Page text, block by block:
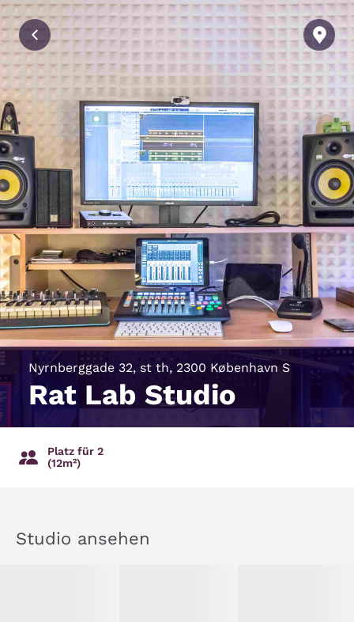
Rat Lab Studio
Nyrnberggade 32, st th, 2300 København S
Platz für 2
(12m²)
Studio ansehen